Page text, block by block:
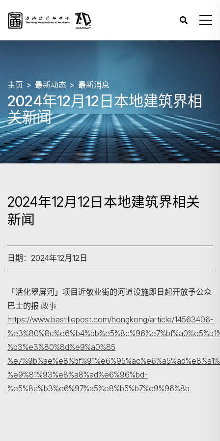
主页 最新动态 最新消息
2024年12月12日本地建筑界相
关新闻
2024年12月12日本地建筑界相关
新闻
日期：2024年12月12日
「活化翠屏河」项目近敬业街的河道设施即日起开放予公众
巴士的报 政事
https://www.bastillepost.com/hongkong/article/14563406-
%b3%e3%80%8d%e9%a0%85
%e9%81%93%e8%a8%ad%e6%96%bd-
%e5%8d%b3%e6%97%a5%e8%b5%b7%e9%96%8b